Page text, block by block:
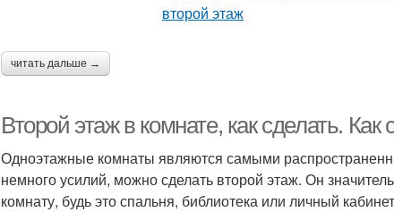
читать дальше →
Второй этаж в комнате, как сделать. Как
Одноэтажные комнаты являются самыми
немного усилий, можно сделать второй этаж. Он
комнату, будь это спальня, библиотека или личный